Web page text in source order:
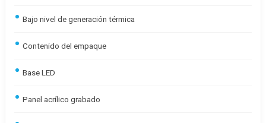
Bajo nivel de generación térmica
Contenido del empaque
Base LED
Panel acrílico grabado